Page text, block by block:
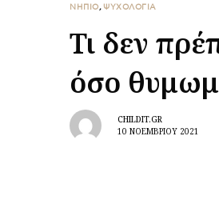
ΝΗΠΙΟ, ΨΥΧΟΛΟΓΙΑ
Τι δεν
όσο
CHILDIT.GR
10 ΝΟΕΜΒΡΊΟΥ 2021